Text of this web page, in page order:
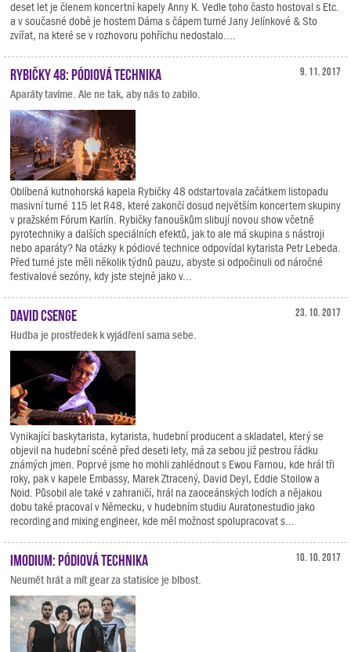
deset let je členem koncertní kapely Anny K. Vedle toho často hostoval s Etc.
a v současné době je hostem Dáma s čápem turné Jany Jelínkové & Sto
zvířat, na které se v rozhovoru pohříchu nedostalo....
9. 11. 2017
Rybičky 48: Pódiová technika
Aparáty tavíme. Ale ne tak, aby nás to zabilo.
Oblíbená kutnohorská kapela Rybičky 48 odstartovala začátkem listopadu
masivní turné 115 let R48, které zakončí dosud největším koncertem skupiny
v pražském Fórum Karlín. Rybičky fanouškům slibují novou show včetně
pyrotechniky a dalších speciálních efektů, jak to ale má skupina s nástroji
nebo aparáty? Na otázky k pódiové technice odpovídal kytarista Petr Lebeda.
Před turné jste měli několik týdnů pauzu, abyste si odpočinuli od náročné
festivalové sezóny, kdy jste stejně jako v...
23. 10. 2017
David Csenge
Hudba je prostředek k vyjádření sama sebe.
Vynikající baskytarista, kytarista, hudební producent a skladatel, který se
objevil na hudební scéně před deseti lety, má za sebou již pestrou řádku
známých jmen. Poprvé jsme ho mohli zahlédnout s Ewou Farnou, kde hrál tři
roky, pak v kapele Embassy, Marek Ztracený, David Deyl, Eddie Stoilow a
Noid. Působil ale také v zahraničí, hrál na zaoceánských lodích a nějakou
dobu také pracoval v Německu, v hudebním studiu Auratonestudio jako
recording and mixing engineer, kde měl možnost spolupracovat s...
10. 10. 2017
Imodium: Pódiová technika
Neumět hrát a mít gear za statisíce je blbost.